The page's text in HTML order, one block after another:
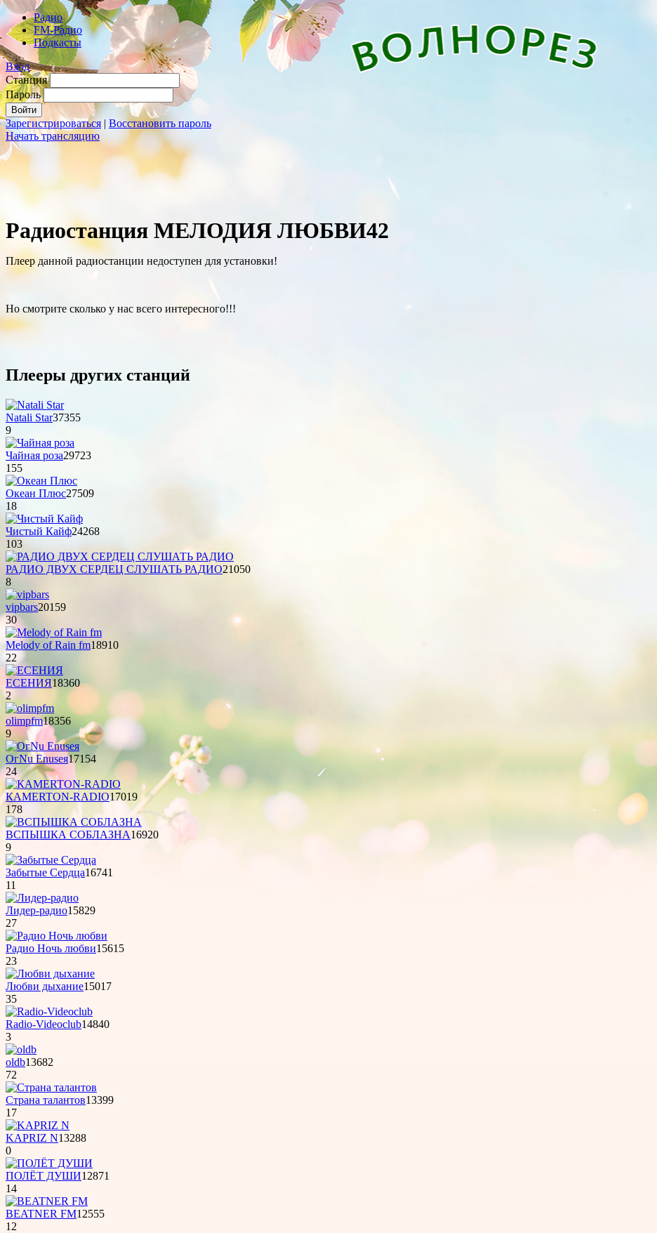
Радио
FM-Радио
Подкасты
Вход
Станция
Пароль
Зарегистрироваться | Восстановить пароль
Начать трансляцию
Радиостанция МЕЛОДИЯ ЛЮБВИ42
Плеер данной радиостанции недоступен для установки!
Но смотрите сколько у нас всего интересного!!!
Плееры других станций
Natali Star37355
9
Чайная роза29723
155
Океан Плюс27509
18
Чистый Кайф24268
103
РАДИО ДВУХ СЕРДЕЦ СЛУШАТЬ РАДИО21050
8
vipbars20159
30
Melody of Rain fm18910
22
ЕСЕНИЯ18360
2
olimpfm18356
9
OгNu Enuseя17154
24
КAMERTON-RADIO17019
178
ВСПЫШКА СОБЛАЗНА16920
9
Забытые Сердца16741
11
Лидер-радио15829
27
Радио Ночь любви15615
23
Любви дыхание15017
35
Radio-Videoclub14840
3
oldb13682
72
Страна талантов13399
17
KAPRIZ N13288
0
ПОЛЁТ ДУШИ12871
14
BEATNER FM12555
12